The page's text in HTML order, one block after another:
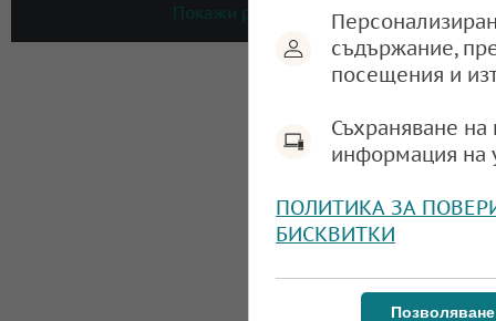
Покажи резултати
съдържание,
посещения и
Съхраняване
информация на
ПОЛИТИКА ЗА
БИСКВИТКИ